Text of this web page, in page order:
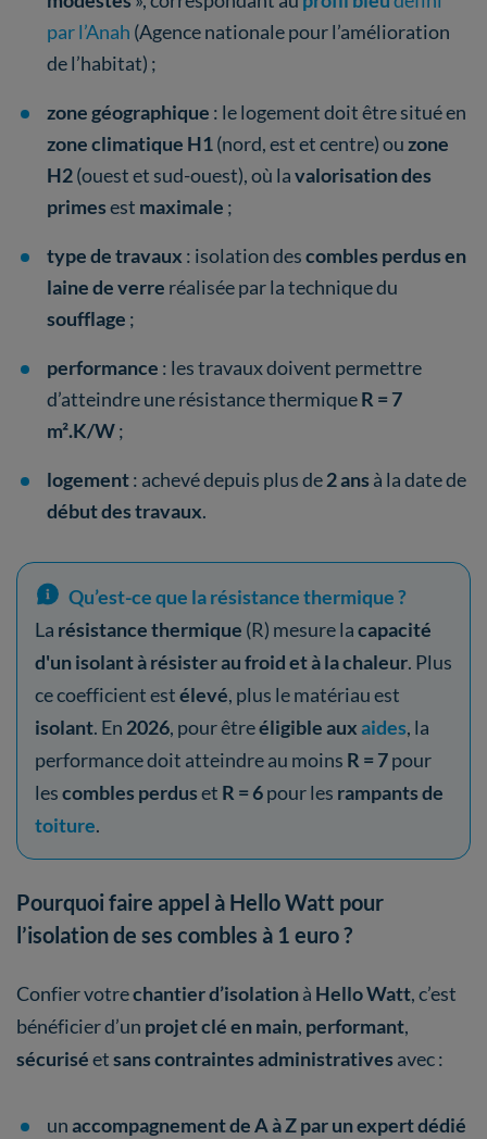
par l’Anah (Agence nationale pour l’amélioration
de l’habitat) ;
zone géographique : le logement doit être situé en
zone climatique H1(nord, est et centre) ouzone
H2(ouest et sud-ouest), où lavalorisation des
primesest maximale ;
type de travaux : isolation descombles perdusen
laine de verre réalisée par la technique du
soufflage ;
performance : les travaux doivent permettre
d’atteindre une résistance thermiqueR = 7
m².K/W;
logement: achevé depuis plus de2 ans à la date de
début des travaux.
Qu’est-ce que la résistance thermique ?
La résistance thermique (R) mesure lacapacité
d'un isolant à résister au froid et à la chaleur. Plus
ce coefficient estélevé, plus le matériau est
isolant. En2026, pour êtreéligible auxaides, la
performance doit atteindre au moins R = 7pour
lescombles perduset R = 6pour les rampants de
toiture.
Pourquoi faire appel à Hello Watt pour
l’isolation de ses combles à 1 euro ?
Confier votrechantier d’isolationà Hello Watt, c’est
bénéficier d’un projet clé en main, performant,
sécuriséetsans contraintes administratives avec :
unaccompagnement de A à Z par un expert dédié